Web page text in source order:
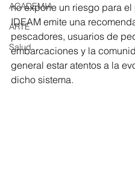
ACADEMIA
ARTE
Salud
no expone un riesgo para el
IDEAM emite una
pescadores, usuarios de
embarcaciones y la
general estar atentos a la
dicho sistema.